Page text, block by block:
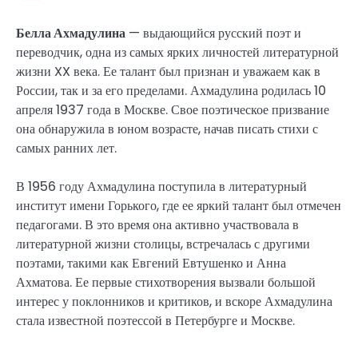
Белла Ахмадулина — выдающийся русский поэт и
переводчик, одна из самых ярких личностей литературной
жизни XX века. Ее талант был признан и уважаем как в
России, так и за его пределами. Ахмадулина родилась 10
апреля 1937 года в Москве. Свое поэтическое призвание
она обнаружила в юном возрасте, начав писать стихи с
самых ранних лет.
В 1956 году Ахмадулина поступила в литературный
институт имени Горького, где ее яркий талант был отмечен
педагогами. В это время она активно участвовала в
литературной жизни столицы, встречалась с другими
поэтами, такими как Евгений Евтушенко и Анна
Ахматова. Ее первые стихотворения вызвали большой
интерес у поклонников и критиков, и вскоре Ахмадулина
стала известной поэтессой в Петербурге и Москве.